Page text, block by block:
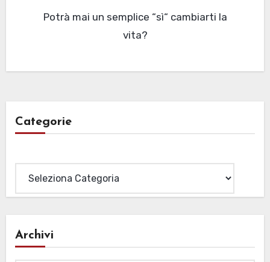
Potrà mai un semplice “sì“ cambiarti la
vita?
Categorie
Archivi